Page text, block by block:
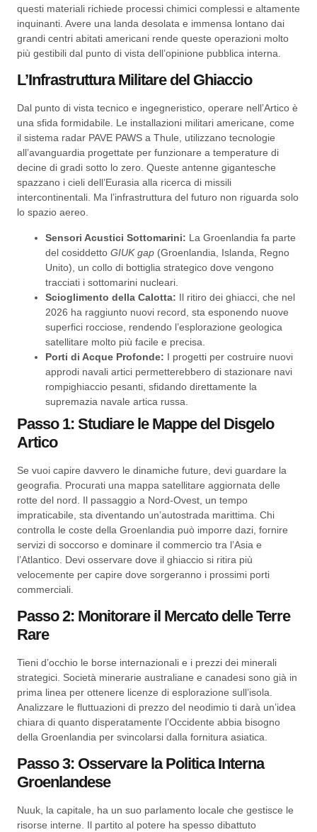
questi materiali richiede processi chimici complessi e altamente
inquinanti. Avere una landa desolata e immensa lontano dai
grandi centri abitati americani rende queste operazioni molto
più gestibili dal punto di vista dell’opinione pubblica interna.
L’Infrastruttura Militare del Ghiaccio
Dal punto di vista tecnico e ingegneristico, operare nell’Artico è
una sfida formidabile. Le installazioni militari americane, come
il sistema radar PAVE PAWS a Thule, utilizzano tecnologie
all’avanguardia progettate per funzionare a temperature di
decine di gradi sotto lo zero. Queste antenne gigantesche
spazzano i cieli dell’Eurasia alla ricerca di missili
intercontinentali. Ma l’infrastruttura del futuro non riguarda solo
lo spazio aereo.
Sensori Acustici Sottomarini: La Groenlandia fa parte
del cosiddetto GIUK gap (Groenlandia, Islanda, Regno
Unito), un collo di bottiglia strategico dove vengono
tracciati i sottomarini nucleari.
Scioglimento della Calotta: Il ritiro dei ghiacci, che nel
2026 ha raggiunto nuovi record, sta esponendo nuove
superfici rocciose, rendendo l’esplorazione geologica
satellitare molto più facile e precisa.
Porti di Acque Profonde: I progetti per costruire nuovi
approdi navali artici permetterebbero di stazionare navi
rompighiaccio pesanti, sfidando direttamente la
supremazia navale artica russa.
Passo 1: Studiare le Mappe del Disgelo
Artico
Se vuoi capire davvero le dinamiche future, devi guardare la
geografia. Procurati una mappa satellitare aggiornata delle
rotte del nord. Il passaggio a Nord-Ovest, un tempo
impraticabile, sta diventando un’autostrada marittima. Chi
controlla le coste della Groenlandia può imporre dazi, fornire
servizi di soccorso e dominare il commercio tra l’Asia e
l’Atlantico. Devi osservare dove il ghiaccio si ritira più
velocemente per capire dove sorgeranno i prossimi porti
commerciali.
Passo 2: Monitorare il Mercato delle Terre
Rare
Tieni d’occhio le borse internazionali e i prezzi dei minerali
strategici. Società minerarie australiane e canadesi sono già in
prima linea per ottenere licenze di esplorazione sull’isola.
Analizzare le fluttuazioni di prezzo del neodimio ti darà un’idea
chiara di quanto disperatamente l’Occidente abbia bisogno
della Groenlandia per svincolarsi dalla fornitura asiatica.
Passo 3: Osservare la Politica Interna
Groenlandese
Nuuk, la capitale, ha un suo parlamento locale che gestisce le
risorse interne. Il partito al potere ha spesso dibattuto